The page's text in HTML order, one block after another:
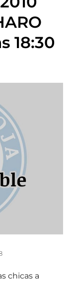
18:30
chicas a